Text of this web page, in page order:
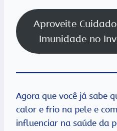
Aproveite
Imunidade no
Agora que você já sabe
calor e frio na pele e
influenciar na saúde da